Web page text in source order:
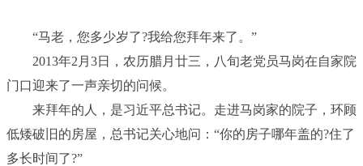
“马老，您多少岁了?我给您拜年来了。”
2013年2月3日，农历腊月廿三，八旬老党员马岗在自家院
门口迎来了一声亲切的问候。
来拜年的人，是习近平总书记。走进马岗家的院子，环顾
低矮破旧的房屋，总书记关心地问：“你的房子哪年盖的?住了
多长时间了?”